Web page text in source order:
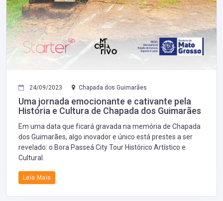
24/09/2023 Chapada dos Guimarães
Uma jornada emocionante e cativante pela
História e Cultura de Chapada dos Guimarães
Em uma data que ficará gravada na memória de Chapada
dos Guimarães, algo inovador e único está prestes a ser
revelado: o Bora Passeá City Tour Histórico Artístico e
Cultural.
Leia Mais